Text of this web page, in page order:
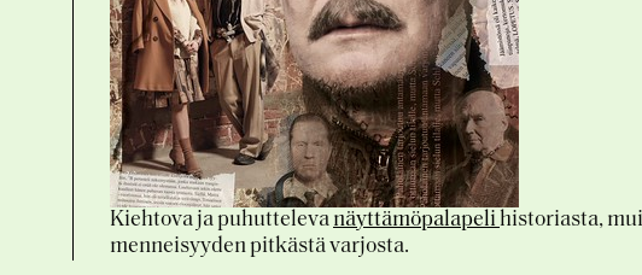
Kiehtova ja puhutteleva näyttämöpalapelihistoriasta,
menneisyyden pitkästä varjosta.